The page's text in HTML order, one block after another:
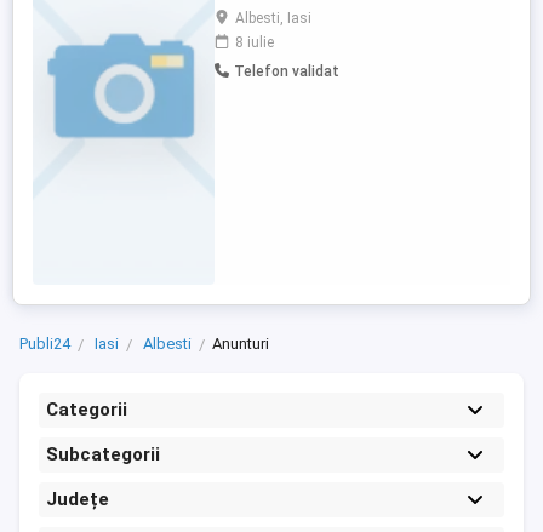
Belgia, în următoarele domenii: *
Acoperișuri * Dulgherie * Fierărie
**Cerințe:** * Experiență în domeniu *
Seriozitate și responsabilitate *
Albesti, Iasi
8 iulie
Telefon validat
Publi24 Iasi Albesti Anunturi
Categorii
Subcategorii
Județe